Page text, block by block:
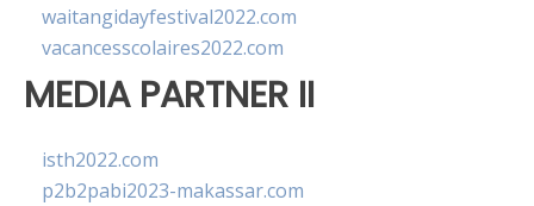
waitangidayfestival2022.com
vacancesscolaires2022.com
MEDIA PARTNER II
isth2022.com
p2b2pabi2023-makassar.com